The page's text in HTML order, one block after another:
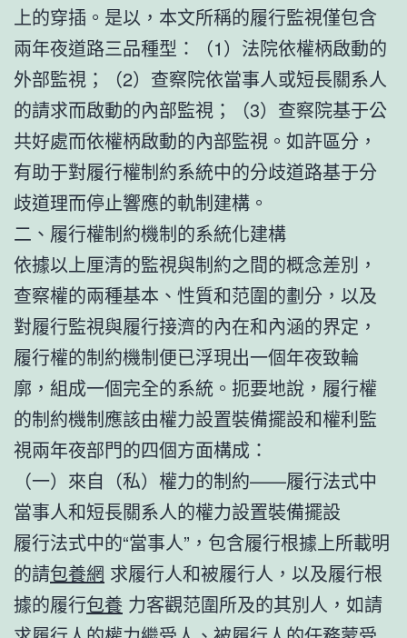
上的穿插。是以，本文所稱的履行監視僅包含
兩年夜道路三品種型：（1）法院依權柄啟動的
外部監視；（2）查察院依當事人或短長關系人
的請求而啟動的內部監視；（3）查察院基于公
共好處而依權柄啟動的內部監視。如許區分，
有助于對履行權制約系統中的分歧道路基于分
歧道理而停止響應的軌制建構。
二、履行權制約機制的系統化建構
依據以上厘清的監視與制約之間的概念差別，
查察權的兩種基本、性質和范圍的劃分，以及
對履行監視與履行接濟的內在和內涵的界定，
履行權的制約機制便已浮現出一個年夜致輪
廓，組成一個完全的系統。扼要地說，履行權
的制約機制應該由權力設置裝備擺設和權利監
視兩年夜部門的四個方面構成：
（一）來自（私）權力的制約——履行法式中
當事人和短長關系人的權力設置裝備擺設
履行法式中的“當事人”，包含履行根據上所載明
的請包養網 求履行人和被履行人，以及履行根
據的履行包養 力客觀范圍所及的其別人，如請